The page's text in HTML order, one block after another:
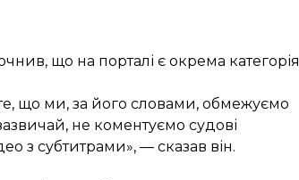
що на порталі є окрема категорія
що ми, за його словами, обмежуємо
не коментуємо судові
з субтитрами», — сказав він.